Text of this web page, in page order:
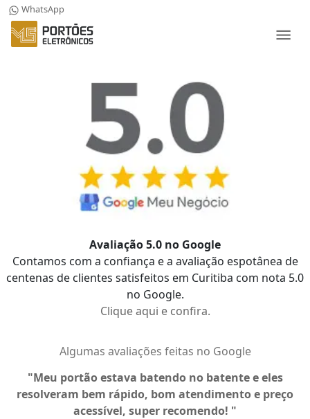
WhatsApp
Avaliação 5.0 no Google
Contamos com a confiança e a avaliação espotânea de
centenas de clientes satisfeitos em Curitiba com nota 5.0
no Google.
Clique aqui e confira.
Algumas avaliações feitas no Google
Meu portão estava batendo no batente e eles
resolveram bem rápido, bom atendimento e preço
acessível, super recomendo!